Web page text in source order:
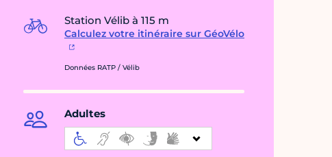
Station Vélib à 115 m
Calculez votre itinéraire sur GéoVélo
Données RATP / Vélib
Adultes